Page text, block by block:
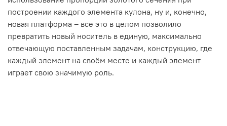
построении каждого элемента кулона, ну и, конечно,
новая платформа – все это в целом позволило
превратить новый носитель в единую, максимально
отвечающую поставленным задачам, конструкцию, где
каждый элемент на своём месте и каждый элемент
играет свою значимую роль.